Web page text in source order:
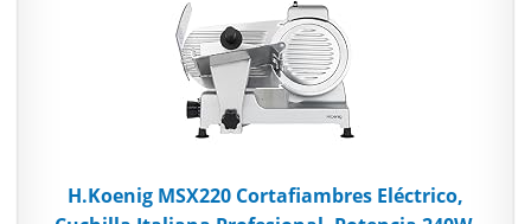
H.Koenig MSX220 Cortafiambres Eléctrico,